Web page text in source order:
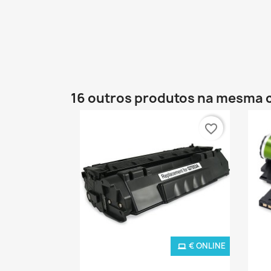
16 outros produtos na mesma
€ ONLINE
favorite_border